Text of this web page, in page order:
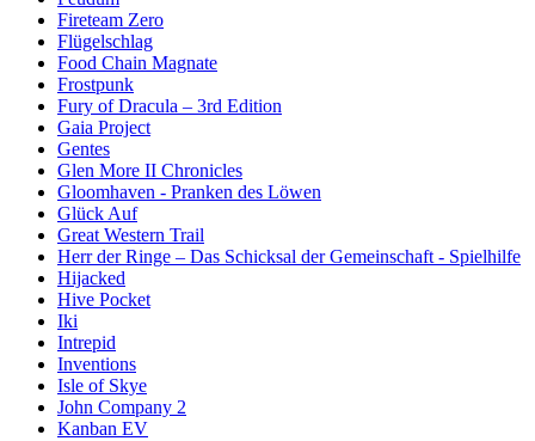
Fireteam Zero
Flügelschlag
Food Chain Magnate
Frostpunk
Fury of Dracula – 3rd Edition
Gaia Project
Gentes
Glen More II Chronicles
Gloomhaven - Pranken des Löwen
Glück Auf
Great Western Trail
Herr der Ringe – Das Schicksal der Gemeinschaft - Spielhilfe
Hijacked
Hive Pocket
Iki
Intrepid
Inventions
Isle of Skye
John Company 2
Kanban EV